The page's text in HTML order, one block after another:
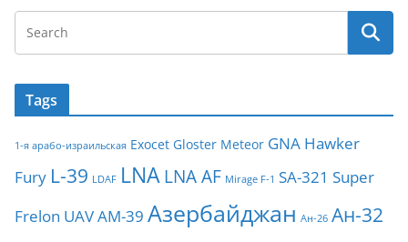
Tags
1-я арабо-израильская Exocet Gloster Meteor GNA Hawker
Fury L-39 LDAF LNA LNA AF Mirage F-1 SA-321 Super
Frelon UAVАМ-39 Азербайджан Ан-26 Ан-32